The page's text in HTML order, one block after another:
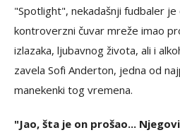
"Spotlight", nekadašnji fudbaler
kontroverzni čuvar mreže imao
izlazaka, ljubavnog života, ali i
zavela Sofi Anderton, jedna od
manekenki tog vremena.
"Jao, šta je on prošao...